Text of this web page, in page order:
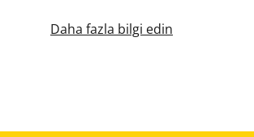
Daha fazla bilgi edin